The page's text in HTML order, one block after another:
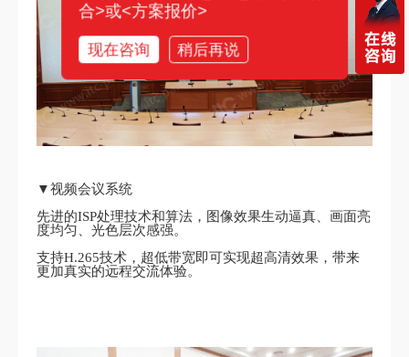
▼视频会议系统
先进的ISP处理技术和算法，图像效果生动逼真、画面亮
度均匀、光色层次感强。
支持H.265技术，超低带宽即可实现超高清效果，带来
更加真实的远程交流体验。
合>或<方案报价>
现在咨询 稍后再说